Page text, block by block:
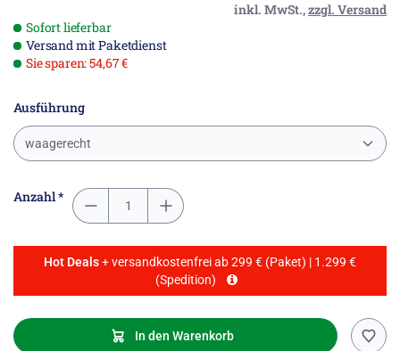
inkl. MwSt.,zzgl. Versand
Sofort lieferbar
Versand mit Paketdienst
Sie sparen: 54,67 €
Ausführung
waagerecht
Anzahl *
Hot Deals+ versandkostenfrei ab 299 € (Paket) | 1.299 €
(Spedition)
In den Warenkorb